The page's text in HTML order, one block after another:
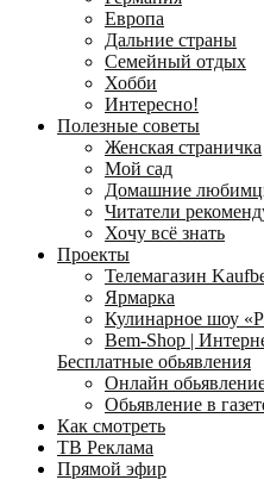
Европа
Дальние страны
Семейный отдых
Хобби
Интересно!
Полезные советы
Женская страничка
Мой сад
Домашние
Читатели
Хочу всё знать
Проекты
Телемагазин
Ярмарка
Кулинарное шоу
Bem-Shop |
Бесплатные обьявления
Онлайн
Обьявление в
Как смотреть
ТВ Реклама
Прямой эфир